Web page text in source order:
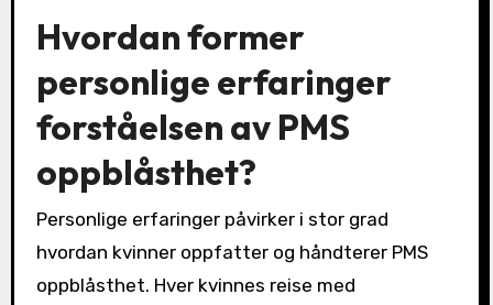
Hvordan former
personlige erfaringer
forståelsen av PMS
oppblåsthet?
Personlige erfaringer påvirker i stor grad
hvordan kvinner oppfatter og håndterer PMS
oppblåsthet. Hver kvinnes reise med